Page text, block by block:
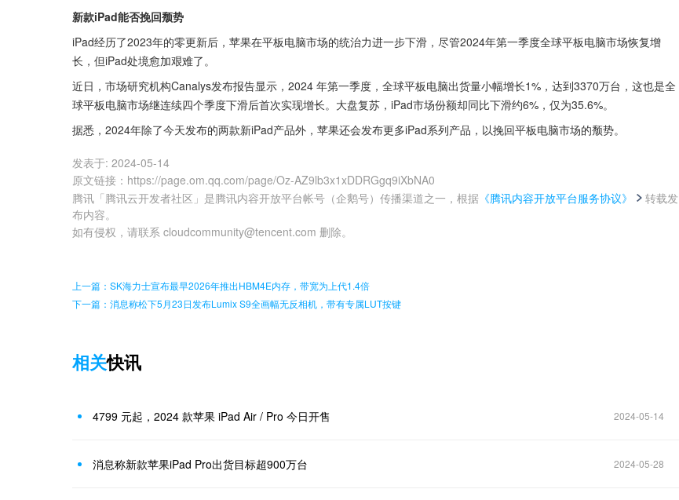
新款iPad能否挽回颓势
iPad经历了2023年的零更新后，苹果在平板电脑市场的统治力进一步下滑，尽管2024年第一季度全球平板电脑市场恢复增
长，但iPad处境愈加艰难了。
近日，市场研究机构Canalys发布报告显示，2024 年第一季度，全球平板电脑出货量小幅增长1%，达到3370万台，这也是全
球平板电脑市场继连续四个季度下滑后首次实现增长。大盘复苏，iPad市场份额却同比下滑约6%，仅为35.6%。
据悉，2024年除了今天发布的两款新iPad产品外，苹果还会发布更多iPad系列产品，以挽回平板电脑市场的颓势。
发表于: 2024-05-14
原文链接 ： https://page.om.qq.com/page/Oz-AZ9lb3x1xDDRGgq9iXbNA0
腾讯「腾讯云开发者社区」是腾讯内容开放平台帐号（企鹅号）传播渠道之一，根据 《腾讯内容开放平台服务协议》
转载发
布内容。
如有侵权，请联系 cloudcommunity@tencent.com 删除。
上一篇：SK海力士宣布最早2026年推出HBM4E内存，带宽为上代1.4倍
下一篇：消息称松下5月23日发布Lumix S9全画幅无反相机，带有专属LUT按键
相关快讯
4799 元起，2024 款苹果 iPad Air / Pro 今日开售 2024-05-14
消息称新款苹果iPad Pro出货目标超900万台 2024-05-28